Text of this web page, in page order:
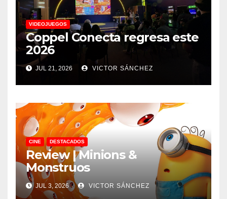
VIDEOJUEGOS
Coppel Conecta regresa este
2026
JUL 21, 2026 VICTOR SÁNCHEZ
CINE DESTACADOS
Review | Minions &
Monstruos
JUL 3, 2026 VICTOR SÁNCHEZ